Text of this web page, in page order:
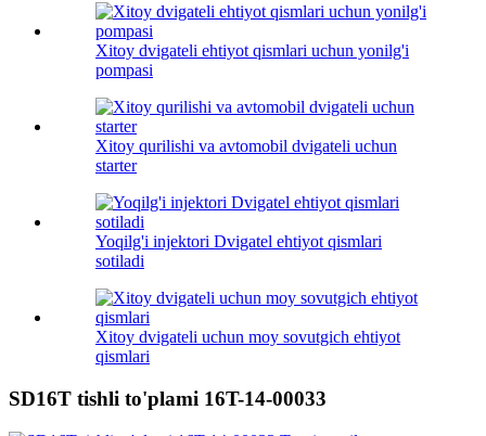
Xitoy dvigateli ehtiyot qismlari uchun yonilg'i
pompasi
Xitoy qurilishi va avtomobil dvigateli uchun
starter
Yoqilg'i injektori Dvigatel ehtiyot qismlari
sotiladi
Xitoy dvigateli uchun moy sovutgich ehtiyot
qismlari
SD16T tishli to'plami 16T-14-00033